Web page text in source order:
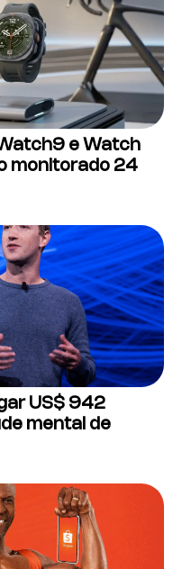
e Watch
monitorado 24
US$ 942
mental de